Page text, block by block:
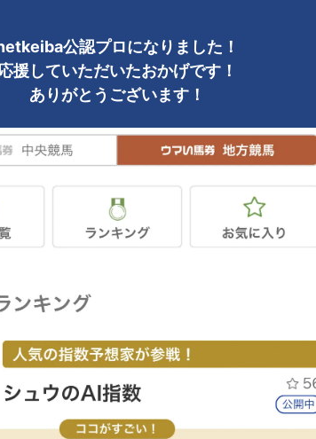
公認プロになりました！
援していただいたおかげです！
ありがとうございます！